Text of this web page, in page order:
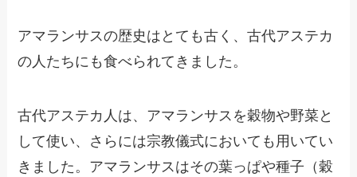
アマランサスの歴史はとても古く、古代アステカ
の人たちにも食べられてきました。
古代アステカ人は、アマランサスを穀物や野菜と
して使い、さらには宗教儀式においても用いてい
きました。アマランサスはその葉っぱや種子（穀